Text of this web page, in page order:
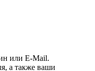
или E-Mail.
а также ваши